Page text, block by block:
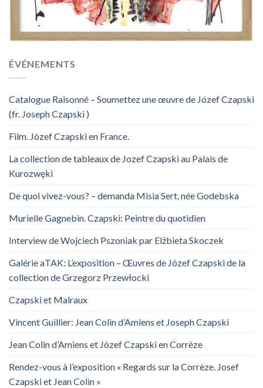
ÉVÉNEMENTS
Catalogue Raisonné – Soumettez une œuvre de Józef Czapski
(fr. Joseph Czapski )
Film. Józef Czapski en France.
La collection de tableaux de Jozef Czapski au Palais de
Kurozwęki
De quoi vivez-vous? – demanda Misia Sert, née Godebska
Murielle Gagnebin. Czapski: Peintre du quotidien
Interview de Wojciech Pszoniak par Elżbieta Skoczek
Galérie aTAK: L’exposition – Œuvres de Józef Czapski de la
collection de Grzegorz Przewłocki
Czapski et Malraux
Vincent Guillier: Jean Colin d’Amiens et Joseph Czapski
Jean Colin d’Amiens et Józef Czapski en Corrèze
Rendez-vous à l’exposition « Regards sur la Corrèze. Josef
Czapski et Jean Colin »